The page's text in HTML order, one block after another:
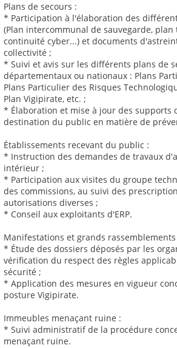
Plans de secours :
* Participation à l'élaboration des
(Plan intercommunal de sauvegarde, plan
continuité cyber...) et documents
collectivité ;
* Suivi et avis sur les différents plans de
départementaux ou nationaux : Plans
Plans Particulier des Risques
Plan Vigipirate, etc. ;
* Élaboration et mise à jour des supports
destination du public en matière de
Établissements recevant du public :
* Instruction des demandes de travaux
intérieur ;
* Participation aux visites du groupe
des commissions, au suivi des
autorisations diverses ;
* Conseil aux exploitants d'ERP.
Manifestations et grands rassemblements
* Étude des dossiers déposés par les
vérification du respect des règles
sécurité ;
* Application des mesures en vigueur
posture Vigipirate.
Immeubles menaçant ruine :
* Suivi administratif de la procédure
menaçant ruine.